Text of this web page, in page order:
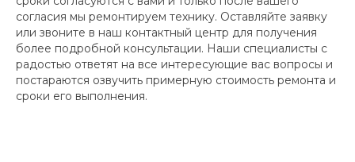
согласия мы ремонтируем технику. Оставляйте заявку
или звоните в наш контактный центр для получения
более подробной консультации. Наши специалисты с
радостью ответят на все интересующие вас вопросы и
постараются озвучить примерную стоимость ремонта и
сроки его выполнения.